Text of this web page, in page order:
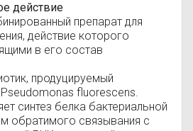
действие
препарат для
действие которого
в его состав
продуцируемый
fluorescens.
синтез белка бактериальной
обратимого связывания с